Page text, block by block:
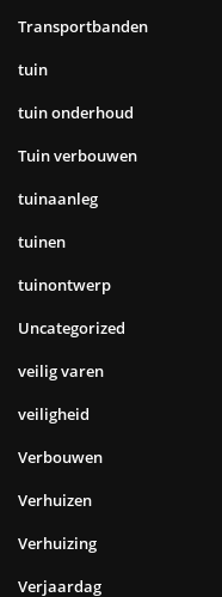
Transportbanden
tuin
tuin onderhoud
Tuin verbouwen
tuinaanleg
tuinen
tuinontwerp
Uncategorized
veilig varen
veiligheid
Verbouwen
Verhuizen
Verhuizing
Verjaardag